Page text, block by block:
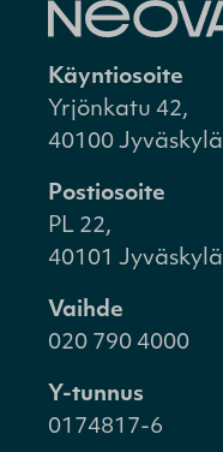
Käyntiosoite
Yrjönkatu 42,
40100 Jyväskylä
Postiosoite
PL 22,
40101 Jyväskylä
Vaihde
020 790 4000
Y-tunnus
0174817-6